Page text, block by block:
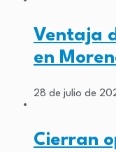
Ventaja
en
28 de julio de
Cierran